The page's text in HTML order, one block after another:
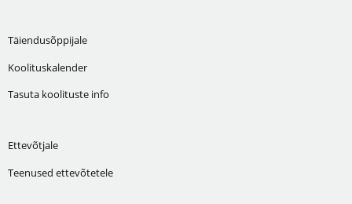
Täiendusõppijale
Koolituskalender
Tasuta koolituste info
Ettevõtjale
Teenused ettevõtetele